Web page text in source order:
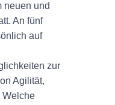
neuen und
An fünf
auf
zur
Agilität,
Welche